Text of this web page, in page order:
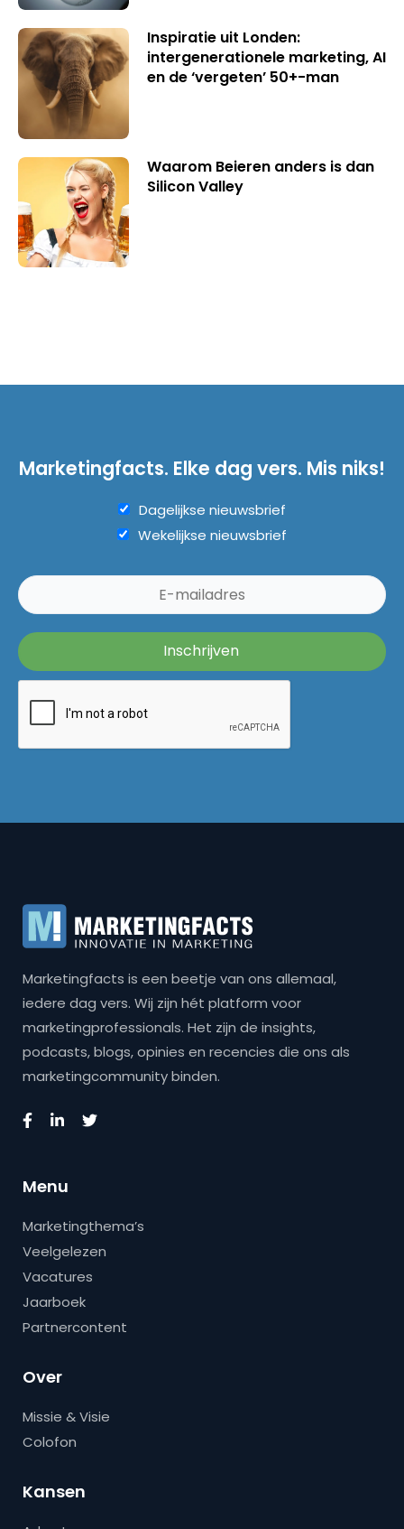
Inspiratie uit Londen:
intergenerationele marketing, AI
en de ‘vergeten’ 50+-man
Waarom Beieren anders is dan
Silicon Valley
Marketingfacts. Elke dag vers. Mis niks!
Dagelijkse nieuwsbrief
Wekelijkse nieuwsbrief
Marketingfacts is een beetje van ons allemaal,
iedere dag vers. Wij zijn hét platform voor
marketingprofessionals. Het zijn de insights,
podcasts, blogs, opinies en recencies die ons als
marketingcommunity binden.
Menu
Marketingthema’s
Veelgelezen
Vacatures
Jaarboek
Partnercontent
Over
Missie & Visie
Colofon
Kansen